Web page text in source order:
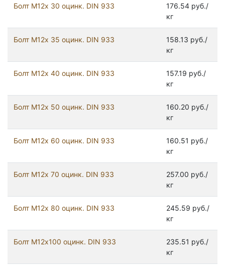
Болт М12х 30 оцинк. DIN 933
176.54 руб./
кг
Болт М12х 35 оцинк. DIN 933
158.13 руб./
кг
Болт М12х 40 оцинк. DIN 933
157.19 руб./
кг
Болт М12х 50 оцинк. DIN 933
160.20 руб./
кг
Болт М12х 60 оцинк. DIN 933
160.51 руб./
кг
Болт М12х 70 оцинк. DIN 933
257.00 руб./
кг
Болт М12х 80 оцинк. DIN 933
245.59 руб./
кг
Болт М12х100 оцинк. DIN 933
235.51 руб./
кг